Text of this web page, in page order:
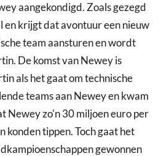
aangekondigd. Zoals gezegd
en krijgt dat avontuur een nieuw
team aansturen en wordt
De komst van Newey is
als het gaat om technische
teams aan Newey en kwam
Newey zo'n 30 miljoen euro per
konden tippen. Toch gaat het
gewonnen